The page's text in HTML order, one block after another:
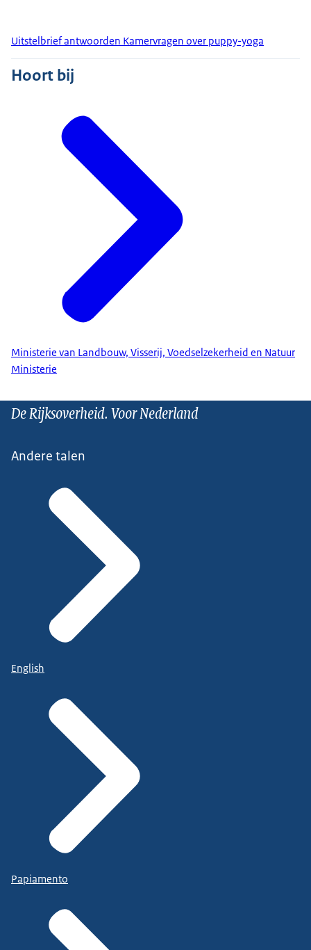
Uitstelbrief antwoorden Kamervragen over puppy-yoga
Hoort bij
Ministerie van Landbouw, Visserij, Voedselzekerheid en Natuur
Ministerie
De Rijksoverheid. Voor Nederland
Andere talen
English
Papiamento